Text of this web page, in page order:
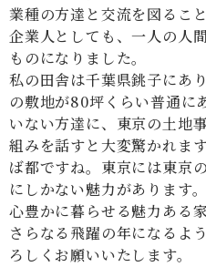
業種の方達と交流を図るこ
企業人としても、一人の人
ものになりました。
私の田舎は千葉県銚子にあ
の敷地が80坪くらい普通に
いない方達に、東京の土地
組みを話すと大変驚かれま
ば都ですね。東京には東京
にしかない魅力があります
心豊かに暮らせる魅力ある
さらなる飛躍の年になるよ
ろしくお願いいたします。